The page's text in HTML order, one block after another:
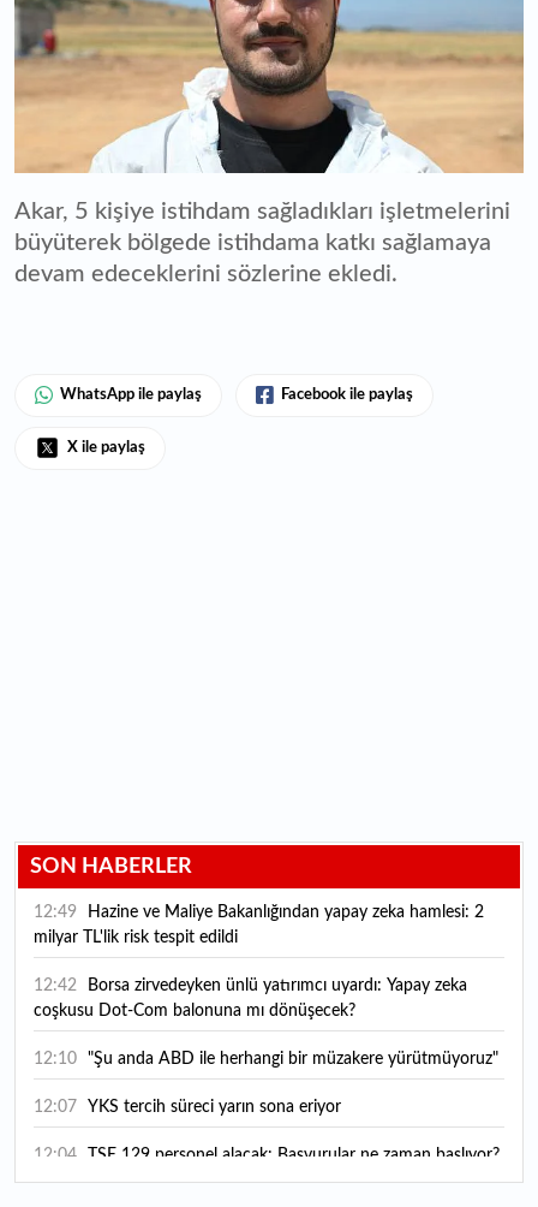
Akar, 5 kişiye istihdam sağladıkları işletmelerini
büyüterek bölgede istihdama katkı sağlamaya
devam edeceklerini sözlerine ekledi.
WhatsApp ile paylaş Facebook ile paylaş
X ile paylaş
SON HABERLER
12:49
milyar TL'lik risk tespit edildi
12:42
coşkusu Dot-Com balonuna mı dönüşecek?
12:10 "Şu anda ABD ile herhangi bir müzakere yürütmüyoruz"
12:07 YKS tercih süreci yarın sona eriyor
12:04 TSE 129 personel alacak: Başvurular ne zaman başlıyor?